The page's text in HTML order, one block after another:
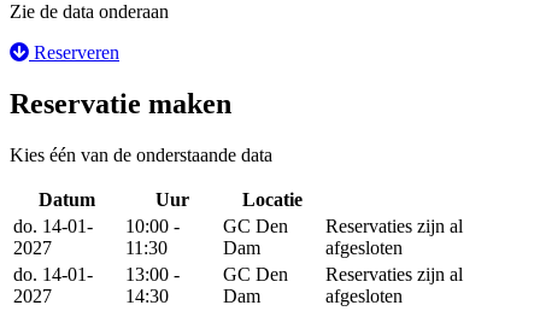
Zie de data onderaan
Reserveren
Reservatie maken
Kies één van de onderstaande data
Datum Uur Locatie
do. 14-01-
2027
10:00 -
11:30
GC Den
Dam
Reservaties zijn al
afgesloten
do. 14-01-
2027
13:00 -
14:30
GC Den
Dam
Reservaties zijn al
afgesloten